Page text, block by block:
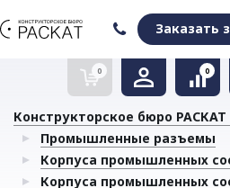
Заказать
0
Очистить
0
Очистить
Конструкторское бюро РАСКАТ
Промышленные разъемы
Корпуса промышленных
Корпуса промышленных